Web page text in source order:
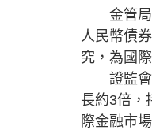
金管局總
人民幣債
究，為國
證監會行
長約3倍，
際金融市